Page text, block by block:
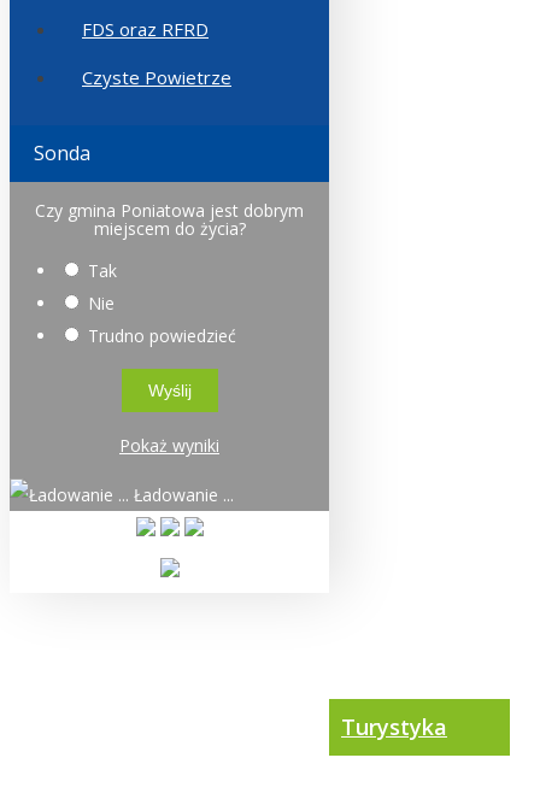
FDS oraz RFRD
Czyste Powietrze
Sonda
Czy gmina Poniatowa jest dobrym
miejscem do życia?
Tak
Nie
Trudno powiedzieć
Pokaż wyniki
Ładowanie ...
Turystyka